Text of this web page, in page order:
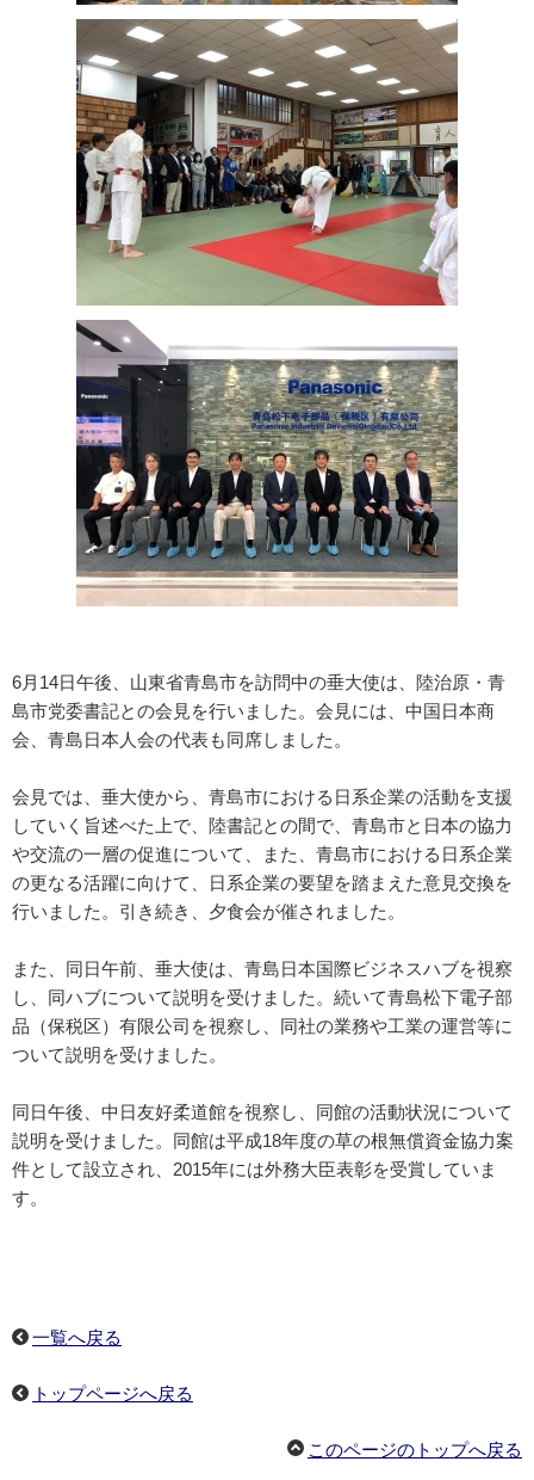
6月14日午後、山東省青島市を訪問中の垂大使は、陸治原・青
島市党委書記との会見を行いました。会見には、中国日本商
会、青島日本人会の代表も同席しました。
会見では、垂大使から、青島市における日系企業の活動を支援
していく旨述べた上で、陸書記との間で、青島市と日本の協力
や交流の一層の促進について、また、青島市における日系企業
の更なる活躍に向けて、日系企業の要望を踏まえた意見交換を
行いました。引き続き、夕食会が催されました。
また、同日午前、垂大使は、青島日本国際ビジネスハブを視察
し、同ハブについて説明を受けました。続いて青島松下電子部
品（保税区）有限公司を視察し、同社の業務や工業の運営等に
ついて説明を受けました。
同日午後、中日友好柔道館を視察し、同館の活動状況について
説明を受けました。同館は平成18年度の草の根無償資金協力案
件として設立され、2015年には外務大臣表彰を受賞していま
す。
一覧へ戻る
トップページへ戻る
このページのトップへ戻る